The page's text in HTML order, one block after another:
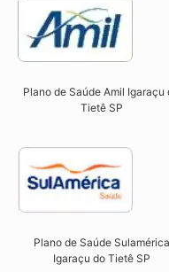
Plano de Saúde Amil Igaraçu
Tietê SP
Plano de Saúde Sulamérica
Igaraçu do Tietê SP